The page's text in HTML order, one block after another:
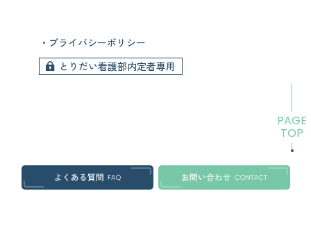
PAGE
TOP
プライバシーポリシー
とりだい看護部内定者専用